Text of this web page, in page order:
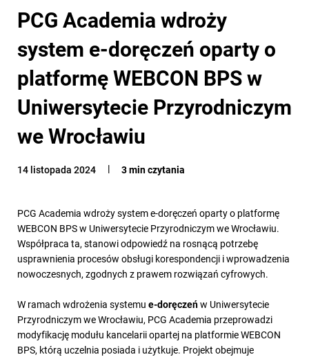
PCG Academia wdroży
system e-doręczeń oparty o
platformę WEBCON BPS w
Uniwersytecie Przyrodniczym
we Wrocławiu
14 listopada 2024 3 min czytania
PCG Academia wdroży system e-doręczeń oparty o platformę
WEBCON BPS w Uniwersytecie Przyrodniczym we Wrocławiu.
Współpraca ta, stanowi odpowiedź na rosnącą potrzebę
usprawnienia procesów obsługi korespondencji i wprowadzenia
nowoczesnych, zgodnych z prawem rozwiązań cyfrowych.
W ramach wdrożenia systemu e-doręczeńw Uniwersytecie
Przyrodniczym we Wrocławiu, PCG Academia przeprowadzi
modyfikację modułu kancelarii opartej na platformie WEBCON
BPS, którą uczelnia posiada i użytkuje. Projekt obejmuje